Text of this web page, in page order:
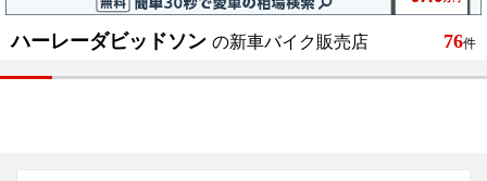
ハーレーダビッドソン の新車バイク販売店 76件